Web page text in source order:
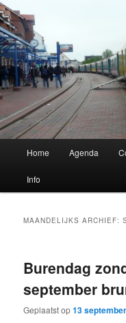
Spring
naar
de
primaire
inhoud
Spring
naar
de
secundaire
inhoud
Home Agenda
Info
MAANDELIJKS ARCHIEF:
Burendag
september
Geplaatst op13